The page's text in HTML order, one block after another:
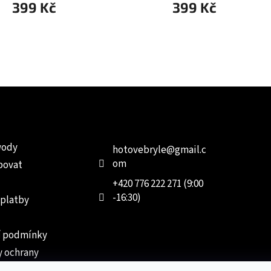
399 Kč 399 Kč
podmínky
ochrany
hotovebryle@gmail.c
om
+420 776 222 271 (9:00
-16:30)